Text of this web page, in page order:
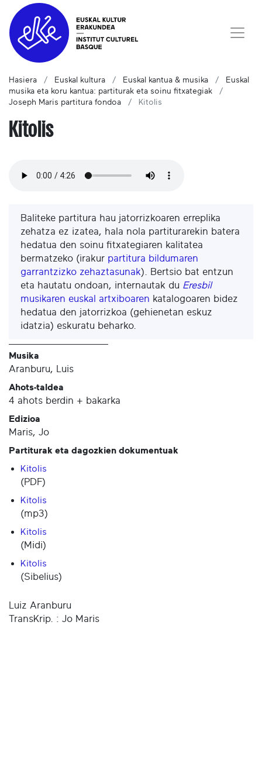
Hasiera Euskal kultura Euskal kantua & musika
Euskal
musika eta koru kantua: partiturak eta soinu fitxategiak
Joseph Maris partitura fondoa
Kitolis
Kitolis
Baliteke partitura hau jatorrizkoaren erreplika
zehatza ez izatea, hala nola partiturarekin batera
hedatua den soinu fitxategiaren kalitatea
bermatzeko (irakur partitura bildumaren
garrantzizko zehaztasunak). Bertsio bat entzun
eta hautatu ondoan, internautak du Eresbil
musikaren euskal artxiboaren katalogoaren bidez
hedatua den jatorrizkoa (gehienetan eskuz
idatzia) eskuratu beharko.
Musika
Aranburu, Luis
Ahots-taldea
4 ahots berdin + bakarka
Edizioa
Maris, Jo
Partiturak eta dagozkien dokumentuak
Kitolis
(PDF)
Kitolis
(mp3)
Kitolis
(Midi)
Kitolis
(Sibelius)
Luiz Aranburu
TransKrip. : Jo Maris